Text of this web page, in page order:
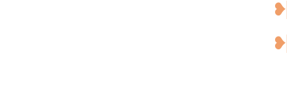
❥
❥